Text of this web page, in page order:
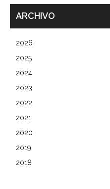
ARCHIVO
2026
2025
2024
2023
2022
2021
2020
2019
2018